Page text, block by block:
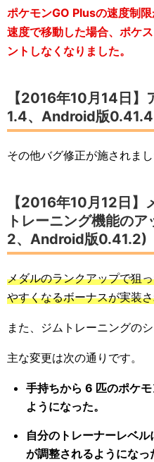
ポケモンGO Plusの速度制
速度で移動した場合、ポケ
ントしなくなりました。
【2016年10月14日】
1.4、Android版0.41.4
その他バグ修正が施されまし
【2016年10月12日】
トレーニング機能の
2、Android版0.41.2)
メダルのランクアップで狙
やすくなるボーナスが実装
また、ジムトレーニングの
主な変更は次の通りです。
手持ちから 6 匹のポケ
ようになった。
自分のトレーナーレベ
が調整されるようになっ